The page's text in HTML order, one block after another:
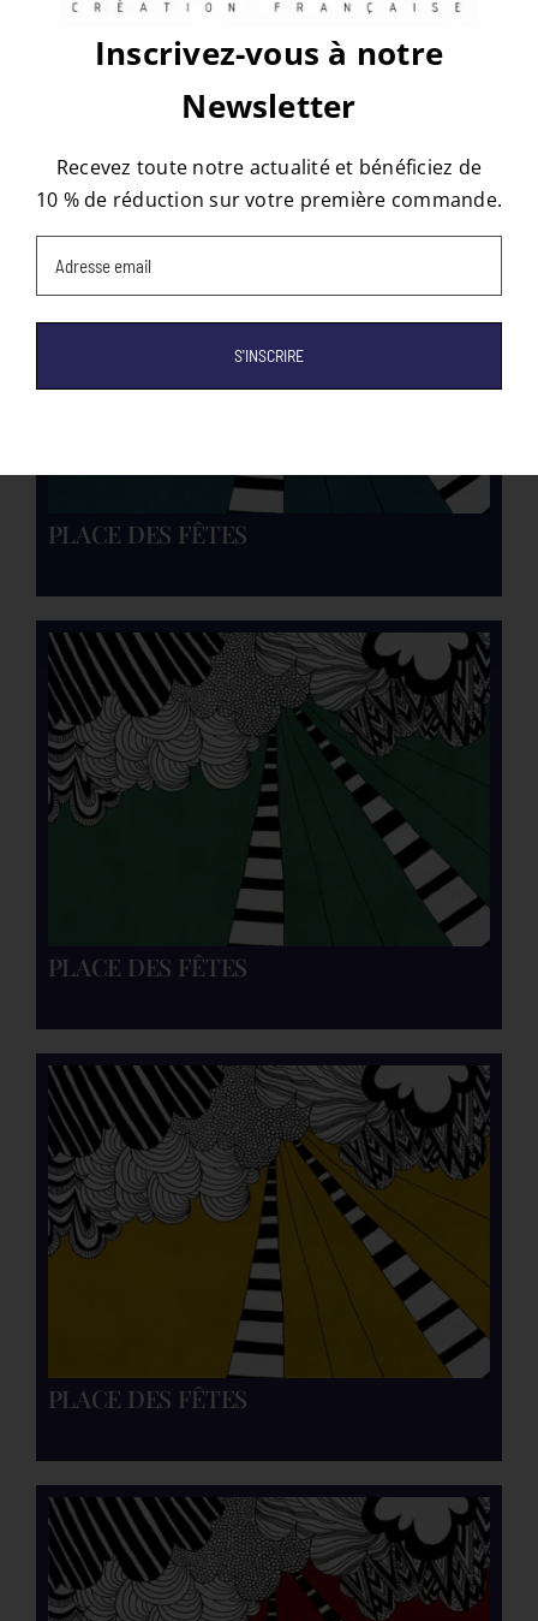
Les tapis qui peuvent vous
intéresser
PLACE DES FÊTES
PLACE DES FÊTES
PLACE DES FÊTES
Inscrivez-vous à notre
Newsletter
Recevez toute notre actualité et bénéficiez de
10 % de réduction sur votre première commande.